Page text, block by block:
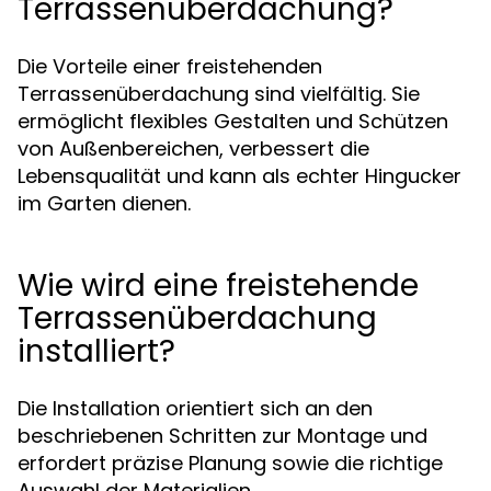
Terrassenüberdachung?
Die Vorteile einer freistehenden
Terrassenüberdachung sind vielfältig. Sie
ermöglicht flexibles Gestalten und Schützen
von Außenbereichen, verbessert die
Lebensqualität und kann als echter Hingucker
im Garten dienen.
Wie wird eine freistehende
Terrassenüberdachung
installiert?
Die Installation orientiert sich an den
beschriebenen Schritten zur Montage und
erfordert präzise Planung sowie die richtige